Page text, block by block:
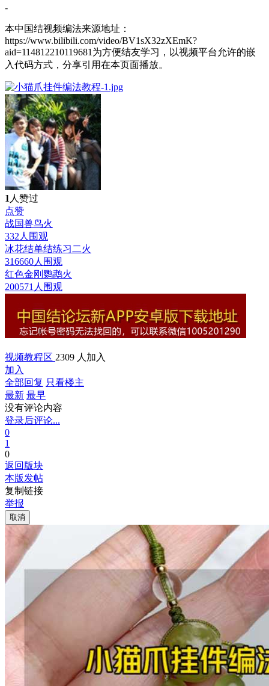
-
本中国结视频编法来源地址：
https://www.bilibili.com/video/BV1sX32zXEmK?
aid=114812210119681为方便结友学习，以视频平台允许的嵌
入代码方式，分享引用在本页面播放。
1 人赞过
点赞
战国兽鸟火
332人围观
冰花结单结练习二火
316660人围观
红色金刚鹦鹉火
200571人围观
视频教程区 2309 人加入
加入
全部回复 只看楼主
最新 最早
没有评论内容
登录后评论...
0
1
0
返回版块
本版发帖
复制链接
举报
取消